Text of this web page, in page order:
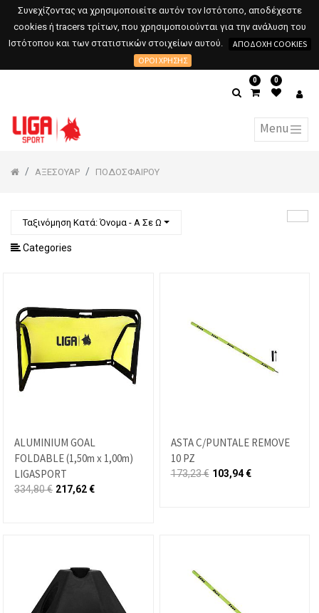
Συνεχίζοντας να χρησιμοποιείτε αυτόν τον Ιστότοπο, αποδέχεστε
cookies ή tracers τρίτων, που χρησιμοποιούνται για την ανάλυση του
Ιστότοπου και των στατιστικών στοιχείων αυτού.
ΑΠΟΔΟΧΉ COOKIES
ΌΡΟΙ ΧΡΉΣΗΣ
0 0
ΑΞΕΣΟΥΑΡ ΠΟΔΟΣΦΑΙΡΟΥ
Ταξινόμηση Κατά: Όνομα - Α Σε Ω
Categories
ALUMINIUM GOAL
FOLDABLE (1,50m x 1,00m)
LIGASPORT
334,80€ 217,62€
ASTA C/PUNTALE REMOVE
10 PZ
173,23€ 103,94€